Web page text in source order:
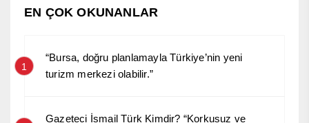
EN ÇOK OKUNANLAR
1
“Bursa, doğru planlamayla Türkiye’nin yeni
turizm merkezi olabilir.”
Gazeteci İsmail Türk Kimdir? “Korkusuz ve